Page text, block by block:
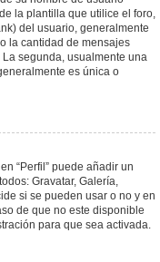
la plantilla que utilice el foro,
del usuario, generalmente
la cantidad de mensajes
segunda, usualmente una
es única o
“Perfil” puede añadir un
Gravatar, Galería,
si se pueden usar o no y en
de que no este disponible
para que sea activada.